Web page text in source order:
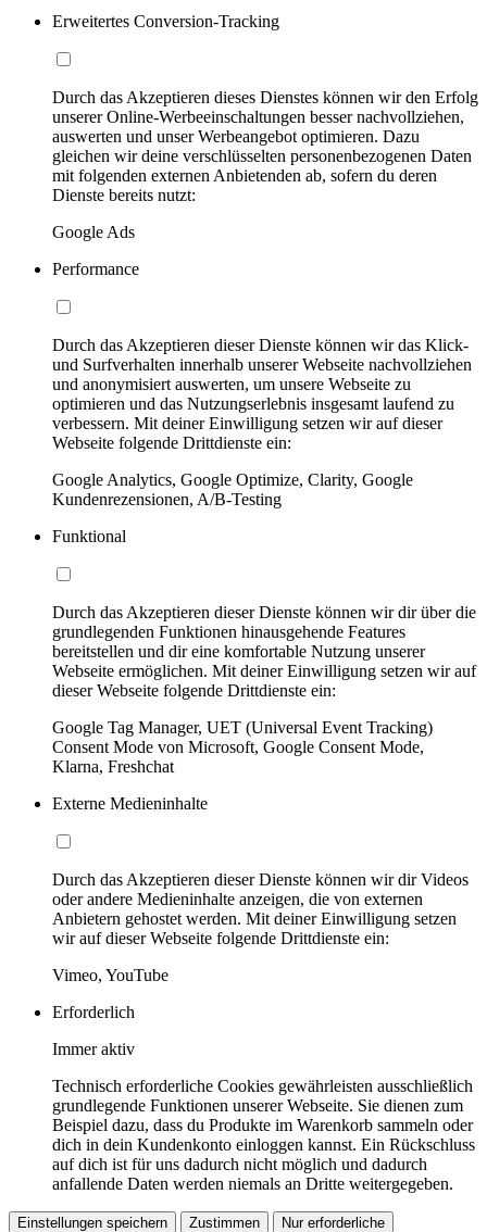
Erweitertes Conversion-Tracking
Durch das Akzeptieren dieses Dienstes können wir den Erfolg
unserer Online-Werbeeinschaltungen besser nachvollziehen,
auswerten und unser Werbeangebot optimieren. Dazu
gleichen wir deine verschlüsselten personenbezogenen Daten
mit folgenden externen Anbietenden ab, sofern du deren
Dienste bereits nutzt:
Google Ads
Performance
Durch das Akzeptieren dieser Dienste können wir das Klick-
und Surfverhalten innerhalb unserer Webseite nachvollziehen
und anonymisiert auswerten, um unsere Webseite zu
optimieren und das Nutzungserlebnis insgesamt laufend zu
verbessern. Mit deiner Einwilligung setzen wir auf dieser
Webseite folgende Drittdienste ein:
Google Analytics, Google Optimize, Clarity, Google
Kundenrezensionen, A/B-Testing
Funktional
Durch das Akzeptieren dieser Dienste können wir dir über die
grundlegenden Funktionen hinausgehende Features
bereitstellen und dir eine komfortable Nutzung unserer
Webseite ermöglichen. Mit deiner Einwilligung setzen wir auf
dieser Webseite folgende Drittdienste ein:
Google Tag Manager, UET (Universal Event Tracking)
Consent Mode von Microsoft, Google Consent Mode,
Klarna, Freshchat
Externe Medieninhalte
Durch das Akzeptieren dieser Dienste können wir dir Videos
oder andere Medieninhalte anzeigen, die von externen
Anbietern gehostet werden. Mit deiner Einwilligung setzen
wir auf dieser Webseite folgende Drittdienste ein:
Vimeo, YouTube
Erforderlich
Immer aktiv
Technisch erforderliche Cookies gewährleisten ausschließlich
grundlegende Funktionen unserer Webseite. Sie dienen zum
Beispiel dazu, dass du Produkte im Warenkorb sammeln oder
dich in dein Kundenkonto einloggen kannst. Ein Rückschluss
auf dich ist für uns dadurch nicht möglich und dadurch
anfallende Daten werden niemals an Dritte weitergegeben.
Einstellungen speichern Zustimmen Nur erforderliche